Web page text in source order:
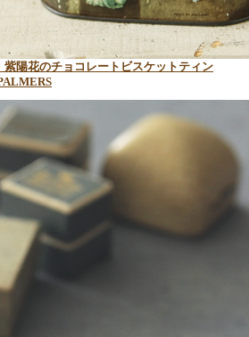
陽花のチョコレートビスケットティン